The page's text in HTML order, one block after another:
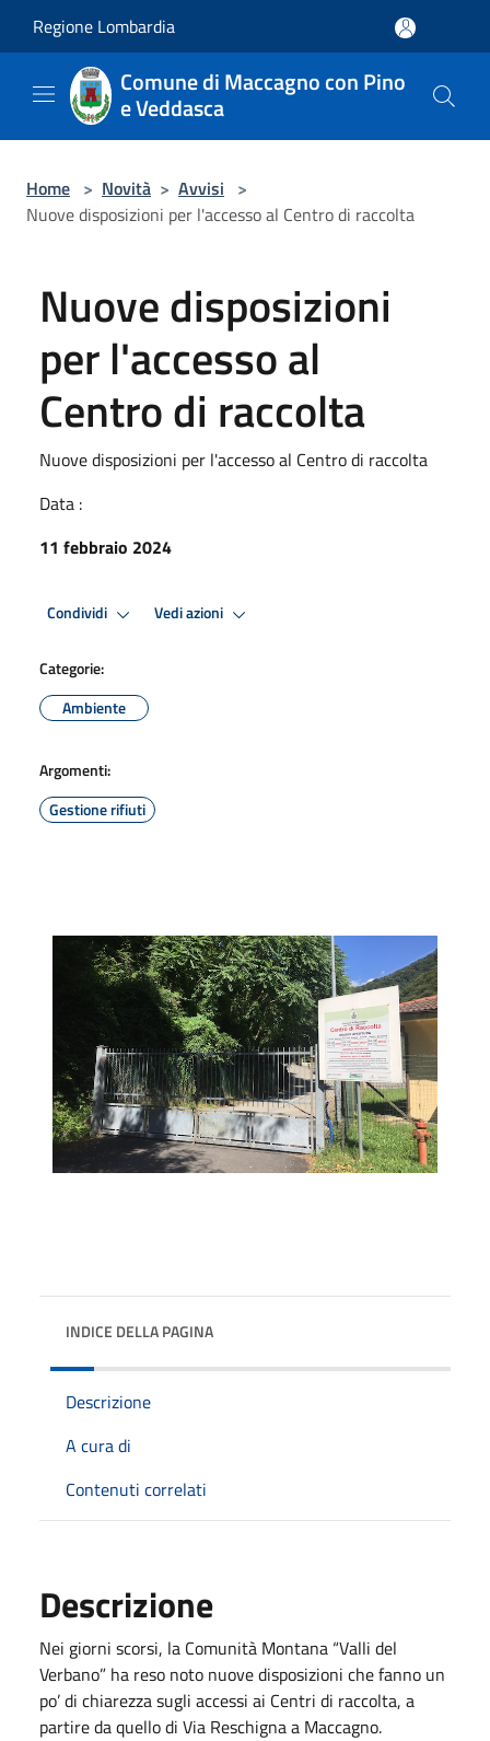
Regione Lombardia
Comune di Maccagno con Pino
e Veddasca
Home > Novità > Avvisi >
Nuove disposizioni per l'accesso al Centro di raccolta
Nuove disposizioni
per l'accesso al
Centro di raccolta
Nuove disposizioni per l'accesso al Centro di raccolta
Data :
11 febbraio 2024
Condividi Vedi azioni
Categorie:
Ambiente
Argomenti:
Gestione rifiuti
INDICE DELLA PAGINA
Descrizione
A cura di
Contenuti correlati
Descrizione
Nei giorni scorsi, la Comunità Montana “Valli del
Verbano” ha reso noto nuove disposizioni che fanno un
po’ di chiarezza sugli accessi ai Centri di raccolta, a
partire da quello di Via Reschigna a Maccagno.